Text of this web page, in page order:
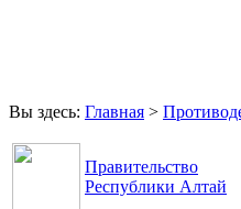
Вы здесь: Главная >
Правительство
Республики Алтай